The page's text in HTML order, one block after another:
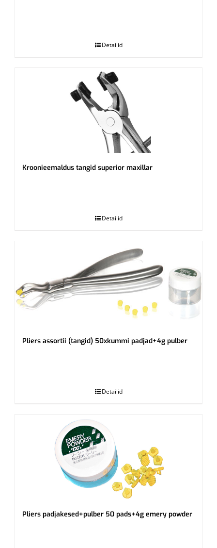
Detailid
Kroonieemaldus tangid superior maxillar
Detailid
Pliers assortii (tangid) 50xkummi padjad+4g pulber
Detailid
Pliers padjakesed+pulber 50 pads+4g emery powder